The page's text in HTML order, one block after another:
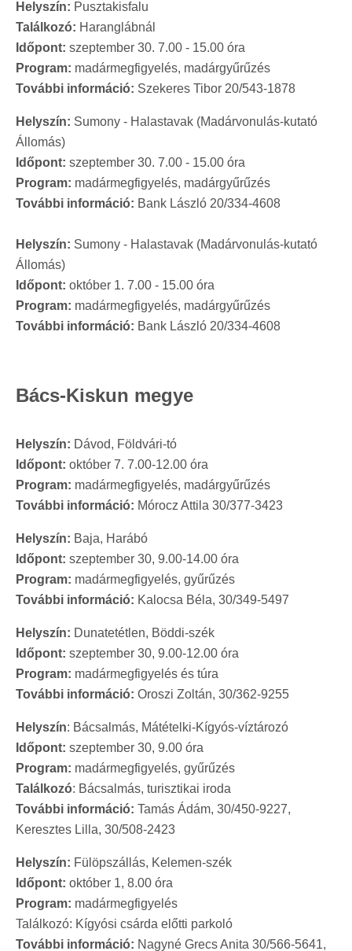
Helyszín: Pusztakisfalu
Találkozó: Haranglábnál
Időpont: szeptember 30. 7.00 - 15.00 óra
Program: madármegfigyelés, madárgyűrűzés
További információ: Szekeres Tibor 20/543-1878
Helyszín: Sumony - Halastavak (Madárvonulás-kutató
Állomás)
Időpont: szeptember 30. 7.00 - 15.00 óra
Program: madármegfigyelés, madárgyűrűzés
További információ: Bank László 20/334-4608
Helyszín: Sumony - Halastavak (Madárvonulás-kutató
Állomás)
Időpont: október 1. 7.00 - 15.00 óra
Program: madármegfigyelés, madárgyűrűzés
További információ: Bank László 20/334-4608
Bács-Kiskun megye
Helyszín: Dávod, Földvári-tó
Időpont: október 7. 7.00-12.00 óra
Program: madármegfigyelés, madárgyűrűzés
További információ: Mórocz Attila 30/377-3423
Helyszín: Baja, Harábó
Időpont: szeptember 30, 9.00-14.00 óra
Program: madármegfigyelés, gyűrűzés
További információ: Kalocsa Béla, 30/349-5497
Helyszín: Dunatetétlen, Böddi-szék
Időpont: szeptember 30, 9.00-12.00 óra
Program: madármegfigyelés és túra
További információ: Oroszi Zoltán, 30/362-9255
Helyszín: Bácsalmás, Mátételki-Kígyós-víztározó
Időpont: szeptember 30, 9.00 óra
Program: madármegfigyelés, gyűrűzés
Találkozó: Bácsalmás, turisztikai iroda
További információ: Tamás Ádám, 30/450-9227,
Keresztes Lilla, 30/508-2423
Helyszín: Fülöpszállás, Kelemen-szék
Időpont: október 1, 8.00 óra
Program: madármegfigyelés
Találkozó: Kígyósi csárda előtti parkoló
További információ: Nagyné Grecs Anita 30/566-5641,